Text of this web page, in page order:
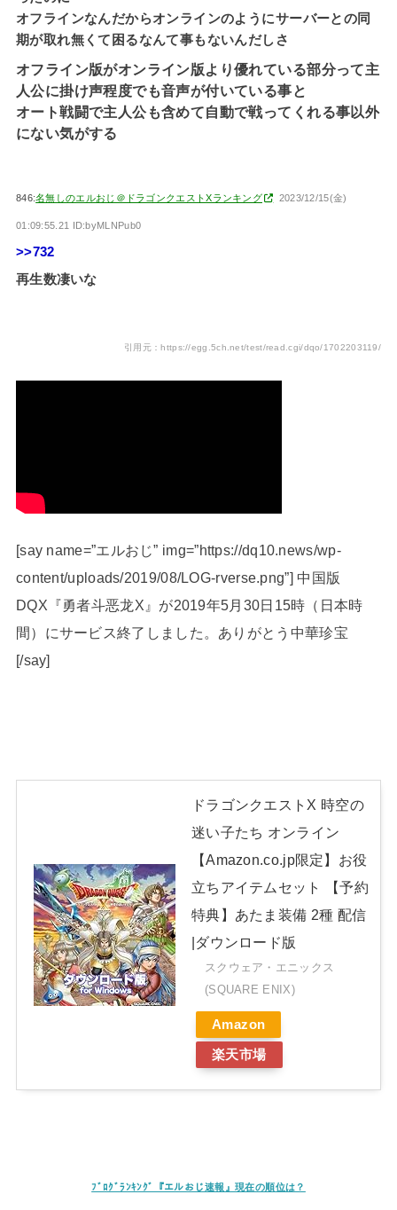
オフラインなんだからオンラインのようにサーバーとの同
期が取れ無くて困るなんて事もないんだしさ
オフライン版がオンライン版より優れている部分って主
人公に掛け声程度でも音声が付いている事と
オート戦闘で主人公も含めて自動で戦ってくれる事以外
にない気がする
846:名無しのエルおじ＠ドラゴンクエストXランキング 2023/12/15(金)
01:09:55.21 ID:byMLNPub0
>>732
再生数凄いな
引用元：https://egg.5ch.net/test/read.cgi/dqo/1702203119/
[say name=”エルおじ” img=”https://dq10.news/wp-
content/uploads/2019/08/LOG-rverse.png”] 中国版
DQX『勇者斗恶龙X』が2019年5月30日15時（日本時
間）にサービス終了しました。ありがとう中華珍宝
[/say]
ドラゴンクエストX 時空の
迷い子たち オンライン
【Amazon.co.jp限定】お役
立ちアイテムセット 【予約
特典】あたま装備 2種 配信
|ダウンロード版
スクウェア・エニックス
(SQUARE ENIX)
Amazon
楽天市場
ﾌﾞﾛｸﾞﾗﾝｷﾝｸﾞ『エルおじ速報』現在の順位は？